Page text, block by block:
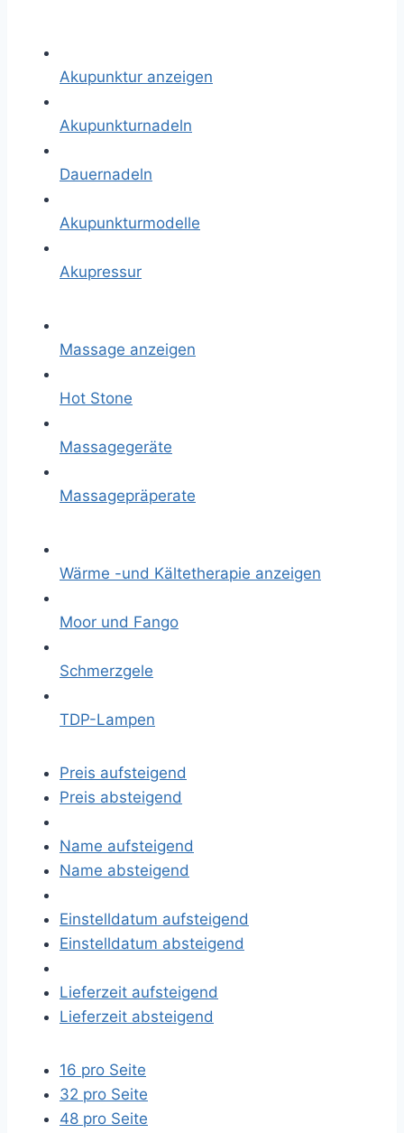
Akupunktur anzeigen
Akupunkturnadeln
Dauernadeln
Akupunkturmodelle
Akupressur
Massage anzeigen
Hot Stone
Massagegeräte
Massagepräperate
Wärme -und Kältetherapie anzeigen
Moor und Fango
Schmerzgele
TDP-Lampen
Preis aufsteigend
Preis absteigend
Name aufsteigend
Name absteigend
Einstelldatum aufsteigend
Einstelldatum absteigend
Lieferzeit aufsteigend
Lieferzeit absteigend
16 pro Seite
32 pro Seite
48 pro Seite